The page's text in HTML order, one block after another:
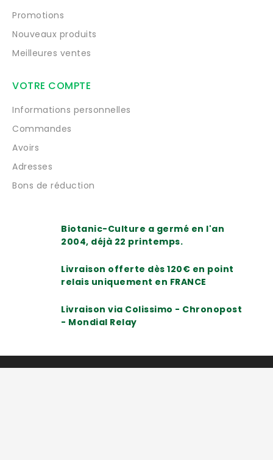
Promotions
Nouveaux produits
Meilleures ventes
VOTRE COMPTE
Informations personnelles
Commandes
Avoirs
Adresses
Bons de réduction
Biotanic-Culture a germé en l'an
2004, déjà 22 printemps.
Livraison offerte dès 120€ en point
relais uniquement en FRANCE
Livraison via Colissimo - Chronopost
- Mondial Relay